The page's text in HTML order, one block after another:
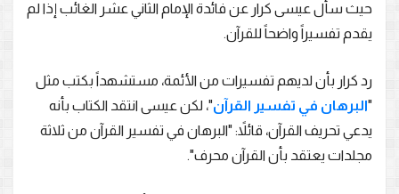
حيث سأل عيسى كرار عن فائدة الإمام الثاني عشر الغائب إذا لم
يقدم تفسيراً واضحاً للقرآن.
رد كرار بأن لديهم تفسيرات من الأئمة، مستشهداً بكتب مثل
"البرهان في تفسير القرآن"، لكن عيسى انتقد الكتاب بأنه
يدعي تحريف القرآن، قائلاً: "البرهان في تفسير القرآن من ثلاثة
مجلدات يعتقد بأن القرآن محرف".